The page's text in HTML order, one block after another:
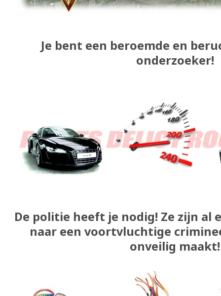
Je bent een beroemde en
onderzoeker!
De politie heeft je nodig! Ze zijn al
naar een voortvluchtige
onveilig maakt!